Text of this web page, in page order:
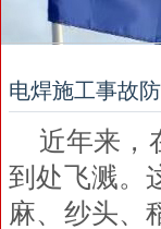
电焊施工事故
近年来，
到处飞溅。
麻、纱头、